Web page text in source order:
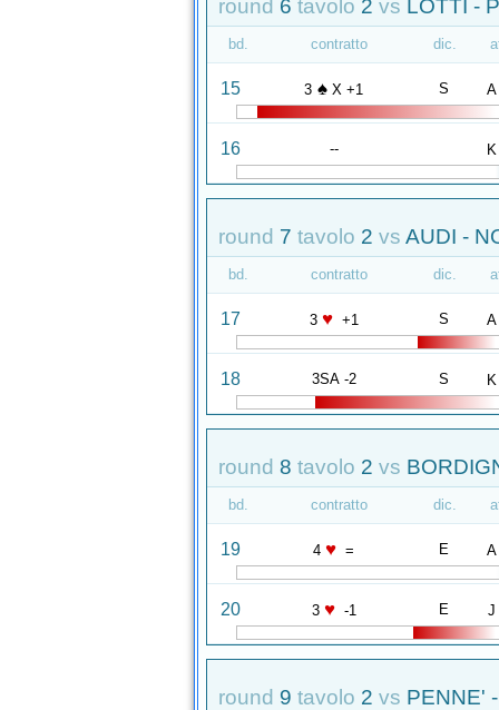
round 6 tavolo 2 vs LOTTI -
bd. contratto dic.
15 3 ♠ X +1 S A
16 -- K
round 7 tavolo 2 vs AUDI -
bd. contratto dic.
17 3 ♥ +1 S A
18 3SA -2 S K
round 8 tavolo 2 vs
bd. contratto dic.
19 4 ♥ = E A
20 3 ♥ -1 E J
round 9 tavolo 2 vs PENNE'